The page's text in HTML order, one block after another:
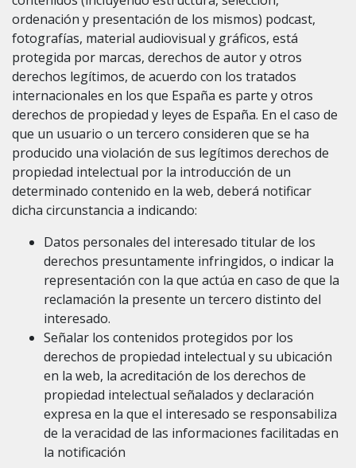
ordenación y presentación de los mismos) podcast,
fotografías, material audiovisual y gráficos, está
protegida por marcas, derechos de autor y otros
derechos legítimos, de acuerdo con los tratados
internacionales en los que España es parte y otros
derechos de propiedad y leyes de España. En el caso de
que un usuario o un tercero consideren que se ha
producido una violación de sus legítimos derechos de
propiedad intelectual por la introducción de un
determinado contenido en la web, deberá notificar
dicha circunstancia a indicando:
Datos personales del interesado titular de los
derechos presuntamente infringidos, o indicar la
representación con la que actúa en caso de que la
reclamación la presente un tercero distinto del
interesado.
Señalar los contenidos protegidos por los
derechos de propiedad intelectual y su ubicación
en la web, la acreditación de los derechos de
propiedad intelectual señalados y declaración
expresa en la que el interesado se responsabiliza
de la veracidad de las informaciones facilitadas en
la notificación